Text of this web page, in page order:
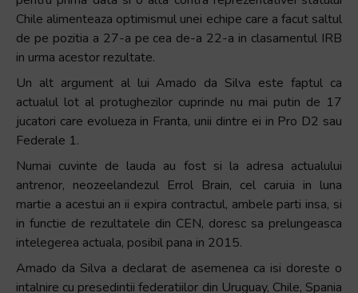
Chile alimenteaza optimismul unei echipe care a facut saltul
de pe pozitia a 27-a pe cea de-a 22-a in clasamentul IRB
in urma acestor rezultate.
Un alt argument al lui Amado da Silva este faptul ca
actualul lot al protughezilor cuprinde nu mai putin de 17
jucatori care evolueza in Franta, unii dintre ei in Pro D2 sau
Federale 1.
Numai cuvinte de lauda au fost si la adresa actualului
antrenor, neozeelandezul Errol Brain, cel caruia in luna
martie a acestui an ii expira contractul, ambele parti insa, si
in functie de rezultatele din CEN, doresc sa prelungeasca
intelegerea actuala, posibil pana in 2015.
Amado da Silva a declarat de asemenea ca isi doreste o
intalnire cu presedintii federatiilor din Uruguay, Chile, Spania